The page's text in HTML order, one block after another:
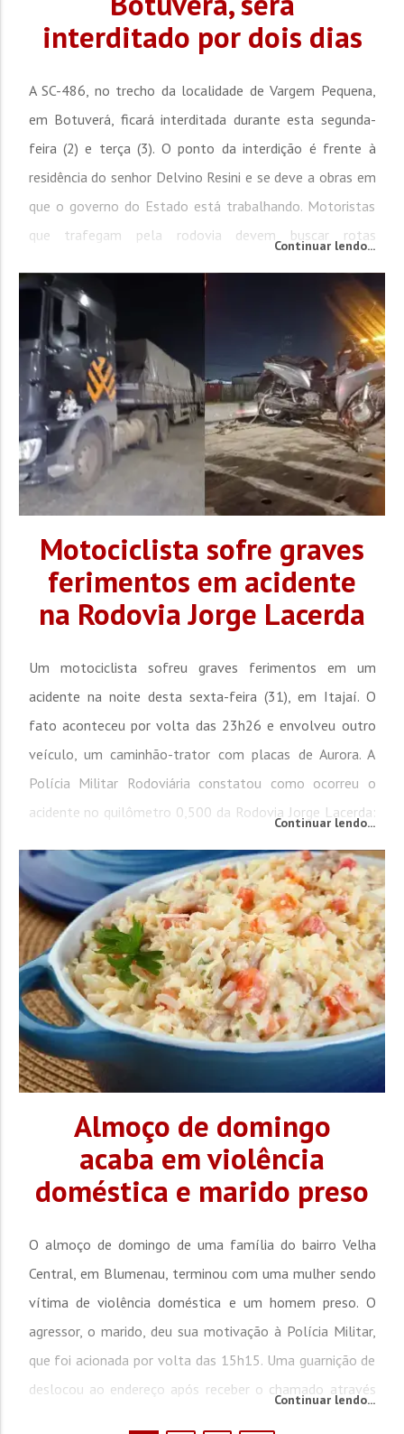
interditado por dois dias
A SC-486, no trecho da localidade de Vargem Pequena,
em Botuverá, ficará interditada durante esta segunda-
feira (2) e terça (3). O ponto da interdição é frente à
residência do senhor Delvino Resini e se deve a obras em
que o governo do Estado está trabalhando. Motoristas
que trafegam pela rodovia devem buscar rotas
Ramos. Vale ressaltar que os desvios não comportam...
Continuar lendo...
Motociclista sofre graves
ferimentos em acidente
na Rodovia Jorge Lacerda
Um motociclista sofreu graves ferimentos em um
acidente na noite desta sexta-feira (31), em Itajaí. O
fato aconteceu por volta das 23h26 e envolveu outro
veículo, um caminhão-trator com placas de Aurora. A
Polícia Militar Rodoviária constatou como ocorreu o
acidente no quilômetro 0,500 da Rodovia Jorge Lacerda:
a velocidade para convergir à direita. A motocicleta...
Continuar lendo...
Almoço de domingo
acaba em violência
doméstica e marido preso
O almoço de domingo de uma família do bairro Velha
Central, em Blumenau, terminou com uma mulher sendo
vítima de violência doméstica e um homem preso. O
agressor, o marido, deu sua motivação à Polícia Militar,
que foi acionada por volta das 15h15. Uma guarnição de
deslocou ao endereço após receber o chamado através
Continuar lendo...